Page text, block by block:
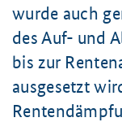
wurde auch
des Auf- und
bis zur
ausgesetzt